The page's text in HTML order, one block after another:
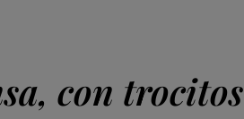
con trocitos